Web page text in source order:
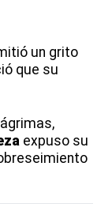
un grito
que su
expuso su